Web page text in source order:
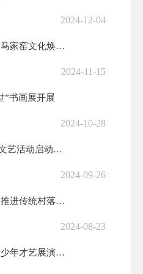
2024-12-04
安定区：保护传承弘扬 马家窑文化焕发新光彩
2024-11-15
”书画展开展
2024-10-28
安定区举行庆国庆文化文艺活动启动仪式暨主题书画长卷创作活动
2024-09-26
安定区：追寻村史文化 推进传统村落保护发展
2024-08-23
“风华正茂·艺美定西”青少年才艺展演火热上演